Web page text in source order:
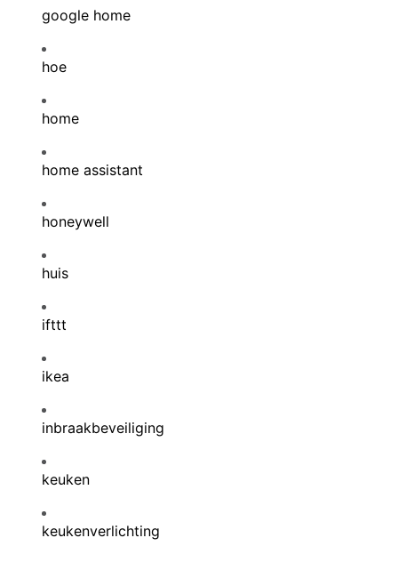
google home
hoe
home
home assistant
honeywell
huis
ifttt
ikea
inbraakbeveiliging
keuken
keukenverlichting